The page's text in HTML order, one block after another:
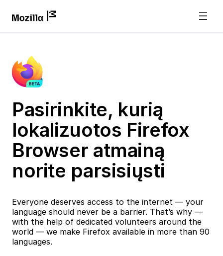
Pasirinkite, kurią
lokalizuotos Firefox
Browser atmainą
norite parsisiųsti
Everyone deserves access to the internet — your
language should never be a barrier. That’s why —
with the help of dedicated volunteers around the
world — we make Firefox available in more than 90
languages.